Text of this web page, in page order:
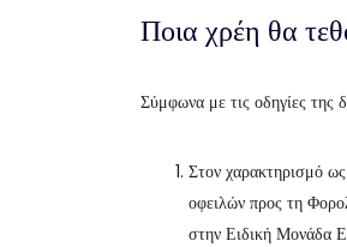
Ποια χρέη θα
Σύμφωνα με τις οδηγίες της
Στον χαρακτηρισμό
οφειλών προς τη
στην Ειδική Μονάδα